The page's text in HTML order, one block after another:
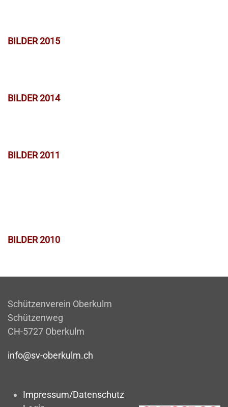
BILDER 2015
BILDER 2014
BILDER 2011
BILDER 2010
Schützenverein Oberkulm
Schützenweg
CH-5727 Oberkulm
info@sv-oberkulm.ch
Impressum/Datenschutz